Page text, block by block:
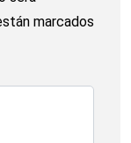
marcados